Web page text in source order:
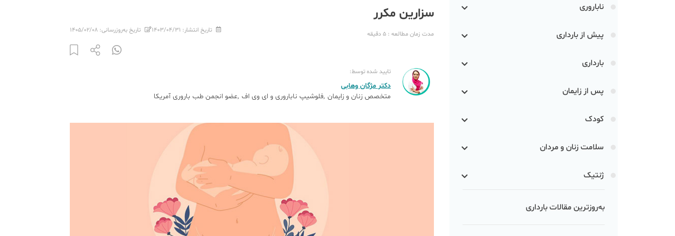
ناباروری
پیش از بارداری
بارداری
پس از زایمان
کودک
سلامت زنان و مردان
ژنتیک
به‌روزترین مقالات بارداری
سزارین مکرر
مدت زمان مطالعه: 5 دقیقه تاریخ انتشار: ۱۴۰۳/۰۴/۳۱ تاریخ به‌روزرسانی: ۱۴۰۵/۰۲/۰۸
تایید شده توسط:
دکتر مژگان وهابی
متخصص زنان و زایمان فلوشیپ ناباروری و ای وی اف عضو انجمن طب باروری آمریکا